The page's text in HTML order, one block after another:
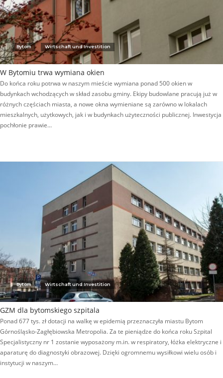
Bytom Wirtschaft und Investition
W Bytomiu trwa wymiana okien
Do końca roku potrwa w naszym mieście wymiana ponad 500 okien w
budynkach wchodzących w skład zasobu gminy. Ekipy budowlane pracują już w
różnych częściach miasta, a nowe okna wymieniane są zarówno w lokalach
mieszkalnych, użytkowych, jak i w budynkach użyteczności publicznej. Inwestycja
pochłonie prawie…
Bytom Wirtschaft und Investition
GZM dla bytomskiego szpitala
Ponad 677 tys. zł dotacji na walkę w epidemią przeznaczyła miastu Bytom
Górnośląsko-Zagłębiowska Metropolia. Za te pieniądze do końca roku Szpital
Specjalistyczny nr 1 zostanie wyposażony m.in. w respiratory, łóżka elektryczne i
aparaturę do diagnostyki obrazowej. Dzięki ogromnemu wysiłkowi wielu osób i
instytucji w naszym…